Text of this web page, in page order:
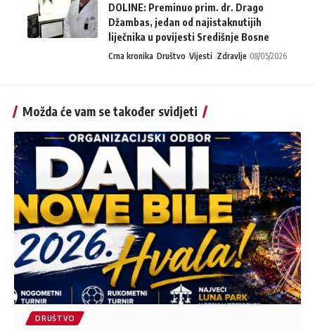
DOLINE: Preminuo prim. dr. Drago
Džambas, jedan od najistaknutijih
liječnika u povijesti Središnje Bosne
Crna kronika Društvo Vijesti Zdravlje 08/05/2026
Možda će vam se također svidjeti
DRUŠTVO